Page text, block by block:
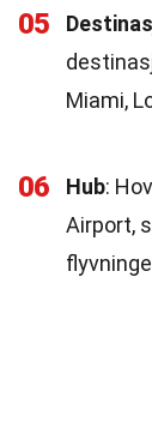
05
Miami,
06 Hub:
Airport,